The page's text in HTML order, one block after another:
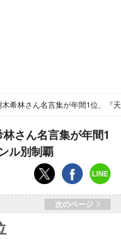
木希林さん名言集が年間1位、『
さん名言集が年間1
ル別制覇
次のページ